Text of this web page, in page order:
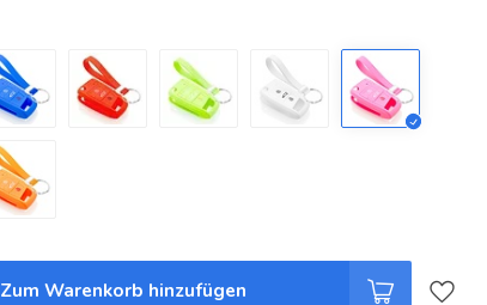
Zum Warenkorb hinzufügen